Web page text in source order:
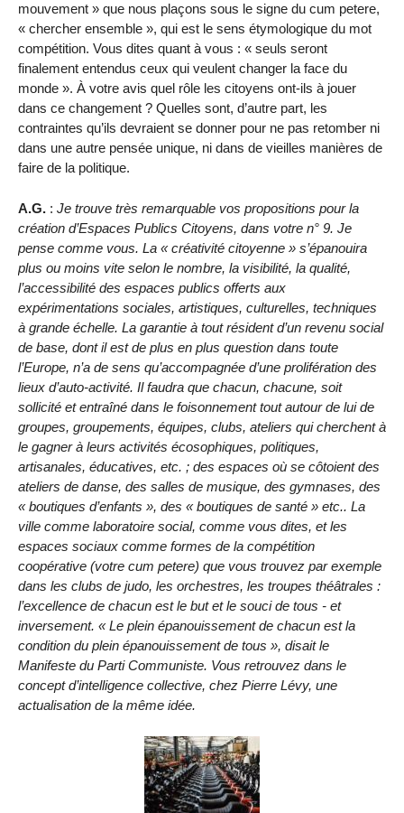
mouvement » que nous plaçons sous le signe du cum petere,
« chercher ensemble », qui est le sens étymologique du mot
compétition. Vous dites quant à vous : « seuls seront
finalement entendus ceux qui veulent changer la face du
monde ». À votre avis quel rôle les citoyens ont-ils à jouer
dans ce changement ? Quelles sont, d’autre part, les
contraintes qu’ils devraient se donner pour ne pas retomber ni
dans une autre pensée unique, ni dans de vieilles manières de
faire de la politique.
A.G. : Je trouve très remarquable vos propositions pour la
création d’Espaces Publics Citoyens, dans votre n° 9. Je
pense comme vous. La « créativité citoyenne » s’épanouira
plus ou moins vite selon le nombre, la visibilité, la qualité,
l’accessibilité des espaces publics offerts aux
expérimentations sociales, artistiques, culturelles, techniques
à grande échelle. La garantie à tout résident d’un revenu social
de base, dont il est de plus en plus question dans toute
l’Europe, n’a de sens qu’accompagnée d’une prolifération des
lieux d’auto-activité. Il faudra que chacun, chacune, soit
sollicité et entraîné dans le foisonnement tout autour de lui de
groupes, groupements, équipes, clubs, ateliers qui cherchent à
le gagner à leurs activités écosophiques, politiques,
artisanales, éducatives, etc. ; des espaces où se côtoient des
ateliers de danse, des salles de musique, des gymnases, des
« boutiques d’enfants », des « boutiques de santé » etc.. La
ville comme laboratoire social, comme vous dites, et les
espaces sociaux comme formes de la compétition
coopérative (votre cum petere) que vous trouvez par exemple
dans les clubs de judo, les orchestres, les troupes théâtrales :
l’excellence de chacun est le but et le souci de tous - et
inversement. « Le plein épanouissement de chacun est la
condition du plein épanouissement de tous », disait le
Manifeste du Parti Communiste. Vous retrouvez dans le
concept d’intelligence collective, chez Pierre Lévy, une
actualisation de la même idée.